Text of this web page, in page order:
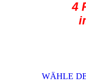
4
WÄHLE